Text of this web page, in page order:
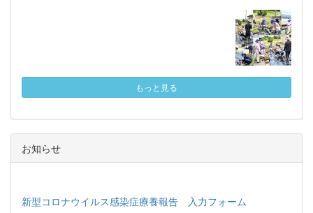
もっと見る
お知らせ
新型コロナウイルス感染症療養報告 入力フォーム